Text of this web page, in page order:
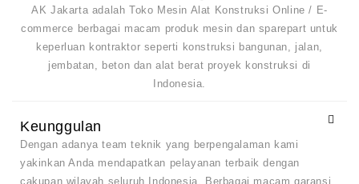
AK Jakarta adalah Toko Mesin Alat Konstruksi Online / E-
commerce berbagai macam produk mesin dan sparepart untuk
keperluan kontraktor seperti konstruksi bangunan, jalan,
jembatan, beton dan alat berat proyek konstruksi di
Indonesia.
Keunggulan
Dengan adanya team teknik yang berpengalaman kami
yakinkan Anda mendapatkan pelayanan terbaik dengan
cakupan wilayah seluruh Indonesia. Berbagai macam garansi